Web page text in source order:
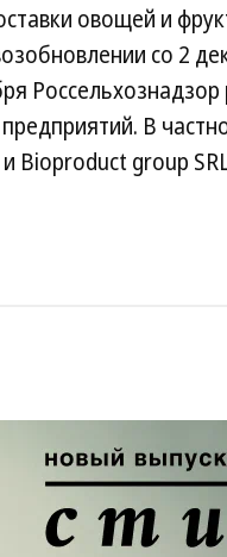
овощей и
со 2
В
Bioproduct group